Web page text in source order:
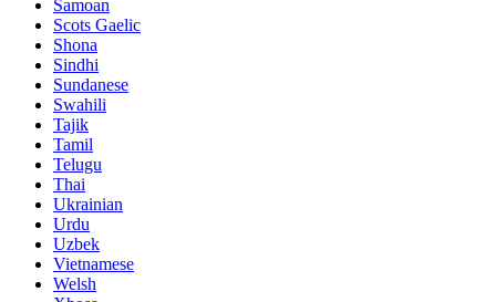
Samoan
Scots Gaelic
Shona
Sindhi
Sundanese
Swahili
Tajik
Tamil
Telugu
Thai
Ukrainian
Urdu
Uzbek
Vietnamese
Welsh